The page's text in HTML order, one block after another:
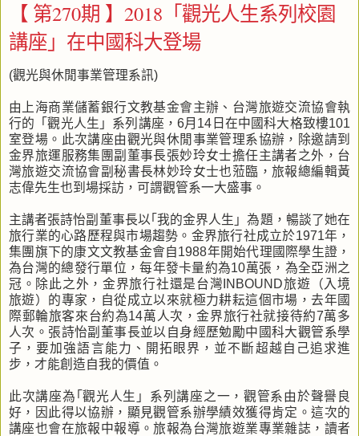
【 第270期 】2018「觀光人生系列校園
講座」在中國科大登場
(觀光與休閒事業管理系訊)
由上海商業儲蓄銀行文教基金會主辦、台灣旅遊交流協會執
行的「觀光人生」系列講座，6月14日在中國科大格致樓101
室登場。此次講座由觀光與休閒事業管理系協辦，除邀請到
金界旅運服務集團副董事長張妙玲女士擔任主講者之外，台
灣旅遊交流協會副秘書長林妙玲女士也蒞臨，旅報總編輯黃
志偉先生也到場採訪，可謂觀管系一大盛事。
主講者張詩怡副董事長以｢我的金界人生」為題，暢談了她在
旅行業的心路歷程與市場趨勢。金界旅行社成立於1971年，
集團旗下的康文文教基金會自1988年開始代理國際學生證，
為台灣的總發行單位，每年發卡量約為10萬張，為全亞洲之
冠。除此之外，金界旅行社還是台灣INBOUND旅遊（入境
旅遊）的專家，自從成立以來就極力耕耘這個市場，去年國
際郵輪旅客來台約為14萬人次，金界旅行社就接待約7萬多
人次。張詩怡副董事長並以自身經歷勉勵中國科大觀管系學
子，要加強語言能力、開拓眼界，並不斷超越自己追求進
步，才能創造自我的價值。
此次講座為｢觀光人生」系列講座之一，觀管系由於聲譽良
好，因此得以協辦，顯見觀管系辦學績效獲得肯定。這次的
講座也會在旅報中報導。旅報為台灣旅遊業專業雜誌，讀者